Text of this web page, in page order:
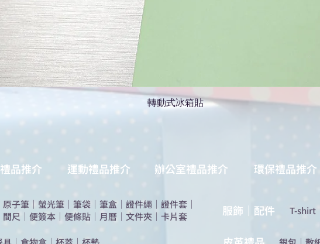
轉動式冰箱貼
品推介 運動禮品推介 辦公室禮品推介 環保禮品推介
原子筆 ｜ 螢光筆 ｜ 筆袋 ｜ 筆盒 ｜ 證件繩 ｜ 證件套 ｜
間尺 ｜ 便簽本 ｜ 便條貼 ｜ 月曆 ｜ 文件夾 ｜ 卡片套 服飾｜配件 T-shirt